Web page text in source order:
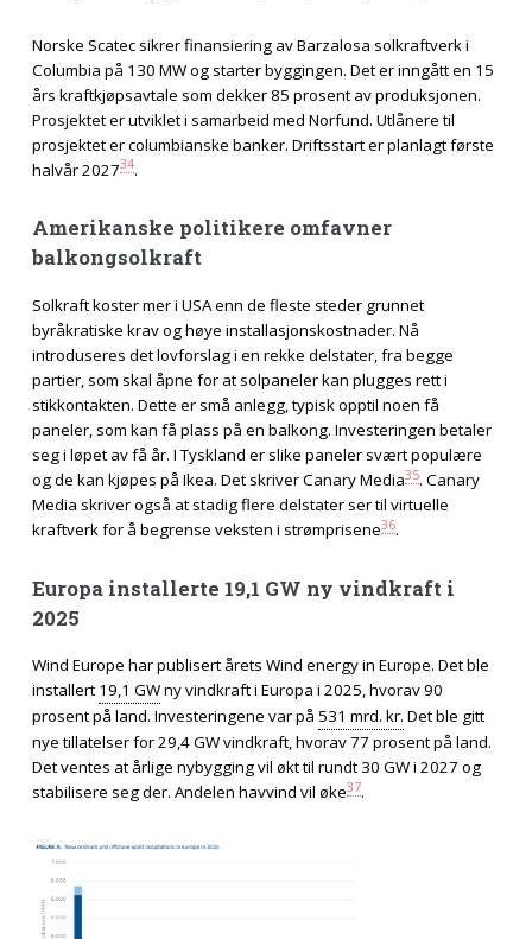
Norske Scatec sikrer finansiering av Barzalosa solkraftverk i
Columbia på 130 MW og starter byggingen. Det er inngått en 15
års kraftkjøpsavtale som dekker 85 prosent av produksjonen.
Prosjektet er utviklet i samarbeid med Norfund. Utlånere til
prosjektet er columbianske banker. Driftsstart er planlagt første
halvår 202734.
Amerikanske politikere omfavner
balkongsolkraft
Solkraft koster mer i USA enn de fleste steder grunnet
byråkratiske krav og høye installasjonskostnader. Nå
introduseres det lovforslag i en rekke delstater, fra begge
partier, som skal åpne for at solpaneler kan plugges rett i
stikkontakten. Dette er små anlegg, typisk opptil noen få
paneler, som kan få plass på en balkong. Investeringen betaler
seg i løpet av få år. I Tyskland er slike paneler svært populære
og de kan kjøpes på Ikea. Det skriver Canary Media35. Canary
Media skriver også at stadig flere delstater ser til virtuelle
kraftverk for å begrense veksten i strømprisene36.
Europa installerte 19,1 GW ny vindkraft i
2025
Wind Europe har publisert årets Wind energy in Europe. Det ble
installert 19,1 GWny vindkraft i Europa i 2025, hvorav 90
prosent på land. Investeringene var på 531 mrd. kr. Det ble gitt
nye tillatelser for 29,4 GW vindkraft, hvorav 77 prosent på land.
Det ventes at årlige nybygging vil økt til rundt 30 GW i 2027 og
stabilisere seg der. Andelen havvind vil øke37.